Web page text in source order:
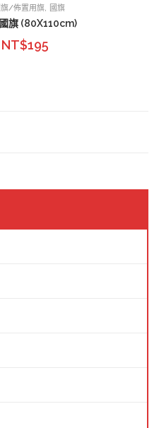
旗/佈置用旗 國旗
旗 (80X110cm)
NT$195